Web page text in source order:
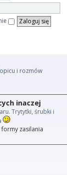
i rozmów
inaczej
Trytytki, śrubki i
zasilania